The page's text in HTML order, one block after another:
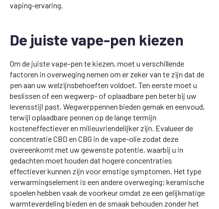
vaping-ervaring.
De juiste vape-pen kiezen
Om de juiste vape-pen te kiezen, moet u verschillende
factoren in overweging nemen om er zeker van te zijn dat de
pen aan uw welzijnsbehoeften voldoet. Ten eerste moet u
beslissen of een wegwerp- of oplaadbare pen beter bij uw
levensstijl past. Wegwerppennen bieden gemak en eenvoud,
terwijl oplaadbare pennen op de lange termijn
kosteneffectiever en milieuvriendelijker zijn. Evalueer de
concentratie CBD en CBG in de vape-olie zodat deze
overeenkomt met uw gewenste potentie, waarbij u in
gedachten moet houden dat hogere concentraties
effectiever kunnen zijn voor ernstige symptomen. Het type
verwarmingselement is een andere overweging; keramische
spoelen hebben vaak de voorkeur omdat ze een gelijkmatige
warmteverdeling bieden en de smaak behouden zonder het